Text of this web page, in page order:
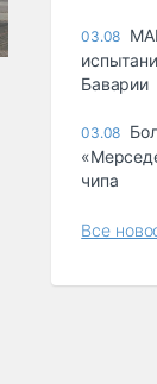
03.08
Баварии
03.08
чипа
Все